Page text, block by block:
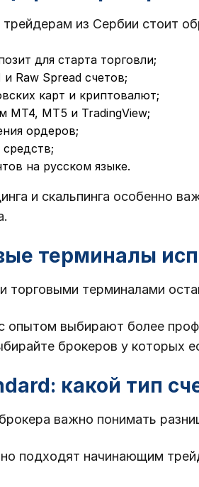
из Сербии стоит
для старта торговли;
Raw Spread счетов;
карт и криптовалют;
MT4, MT5 и TradingView;
ордеров;
на русском языке.
и скальпинга особенно
терминалы
торговыми терминалами
опытом выбирают более
брокеров у которых
какой тип
важно понимать
подходят начинающим